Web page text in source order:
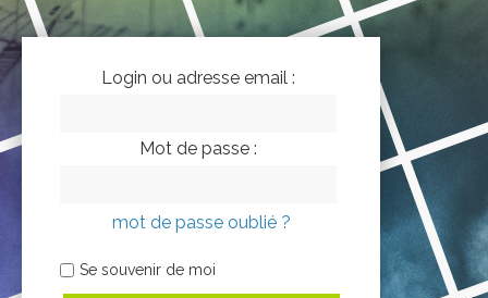
Login ou adresse email :
Mot de passe :
mot de passe oublié ?
Se souvenir de moi